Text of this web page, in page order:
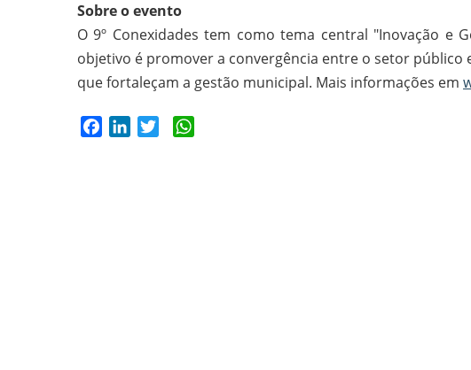
Sobre o evento
O 9º Conexidades tem como tema central "Inovação e
objetivo é promover a convergência entre o setor
que fortaleçam a gestão municipal. Mais informações em
FacebookLinkedIn
Twitter